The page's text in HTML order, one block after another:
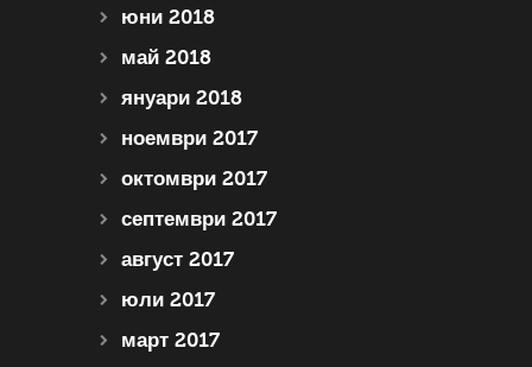
юни 2018
май 2018
януари 2018
ноември 2017
октомври 2017
септември 2017
август 2017
юли 2017
март 2017